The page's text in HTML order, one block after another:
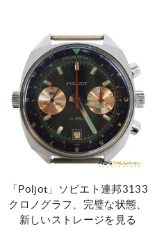
「Poljot」ソビエト連邦3133
クロノグラフ、完璧な状態、
新しいストレージを見る